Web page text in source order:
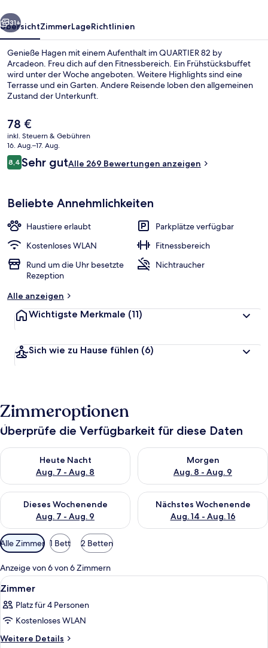
Weiter
31+
ÜbersichtZimmerLageRichtlinien
Genieße Hagen mit einem Aufenthalt im QUARTIER 82 by
Arcadeon. Freu dich auf den Fitnessbereich. Ein Frühstücksbuffet
wird unter der Woche angeboten. Weitere Highlights sind eine
Terrasse und ein Garten. Andere Reisende loben den allgemeinen
Zustand der Unterkunft.
Der
aktuelle
Preis
beträgt
78 €.
78 €
inkl. Steuern & Gebühren
16. Aug.–17. Aug.
Bewertungen
8,48,4 von 10.
Sehr gutAlle 269 Bewertungen anzeigen
Beliebte Annehmlichkeiten
Haustiere erlaubt
Parkplätze verfügbar
Kostenloses WLAN
Fitnessbereich
Rund um die Uhr besetzte
Rezeption
Nichtraucher
Alle anzeigen
Wichtigste Merkmale (11)
Sich wie zu Hause fühlen (6)
Zimmeroptionen
Überprüfe die Verfügbarkeit für diese Daten
Heute Nacht
Aug. 7 - Aug. 8
Überprüfe die Verfügbarkeit für heute Nacht, Aug. 7 - Aug. 8.
Morgen
Aug. 8 - Aug. 9
Überprüfe die Verfügbarkeit
Dieses Wochenende
Aug. 7 - Aug. 9
Überprüfe die Verfügbarkeit für dieses Wochenende, Aug. 7
Nächstes Wochenende
Aug. 14 - Aug. 16
Überprüfe die Verfügbarkeit
Verfügbare
Filter
für
Zimmer
Alle Zimmer 1 Bett 2 Betten
Anzeige von 6 von 6 Zimmern
Alle
Fotos
für
Zimmer
anzeigen
Ein Schlafzimmer mit einem Bett,
5
Zimmer
Platz für 4 Personen
Kostenloses WLAN
Weitere Details
Weitere